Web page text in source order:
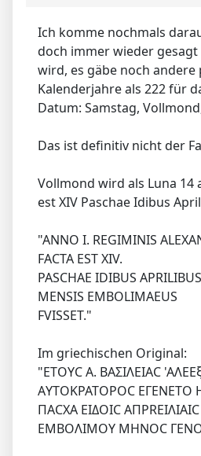
Ich komme nochmals
doch immer wieder
wird, es gäbe noch andere
Kalenderjahre als 222 für
Datum: Samstag,
Das ist definitiv nicht der
Vollmond wird als Luna 14
est XIV Paschae Idibus
"ANNO I. REGIMINIS
FACTA EST XIV.
PASCHAE IDIBUS
MENSIS EMBOLIMAEUS
FVISSET."
Im griechischen Original:
"ΕΤΟΥC A. ΒΑΣΙΛΕΙAC
AΥΤΟΚPATOPOC EΓENETO
ΠACXA EIΔOIC
EMBOΛIMOΥ MHNOC